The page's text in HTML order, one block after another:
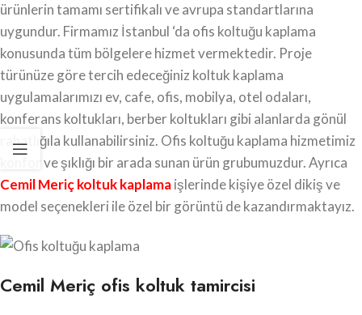
ürünlerin tamamı sertifikalı ve avrupa standartlarına
uygundur. Firmamız İstanbul ‘da ofis koltuğu kaplama
konusunda tüm bölgelere hizmet vermektedir. Proje
türünüze göre tercih edeceğiniz koltuk kaplama
uygulamalarımızı ev, cafe, ofis, mobilya, otel odaları,
konferans koltukları, berber koltukları gibi alanlarda gönül
rahatlığıla kullanabilirsiniz. Ofis koltuğu kaplama hizmetimiz
konfor ve şıklığı bir arada sunan ürün grubumuzdur. Ayrıca
Cemil Meriçkoltuk kaplamaişlerinde kişiye özel dikiş ve
model seçenekleri ile özel bir görüntü de kazandırmaktayız.
Cemil Meriç ofis koltuk tamircisi